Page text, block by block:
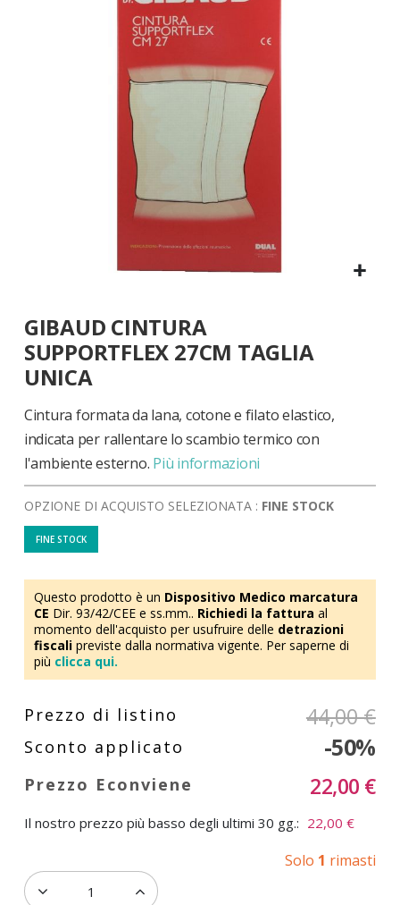
all'inizio
della
galleria
di
GIBAUD CINTURA
SUPPORTFLEX 27CM TAGLIA
UNICA
Cintura formata da lana, cotone e filato elastico,
indicata per rallentare lo scambio termico con
l'ambiente esterno. Più informazioni
OPZIONE DI ACQUISTO SELEZIONATA : FINE STOCK
FINE STOCK
Questo prodotto è un Dispositivo Medico marcatura
CE Dir. 93/42/CEE e ss.mm.. Richiedi la fattura al
momento dell'acquisto per usufruire delle detrazioni
fiscalipreviste dalla normativa vigente. Per saperne di
più clicca qui.
44,00 €
-50%
22,00 €
Il nostro prezzo più basso degli ultimi 30 gg.: 22,00 €
Solo 1 rimasti